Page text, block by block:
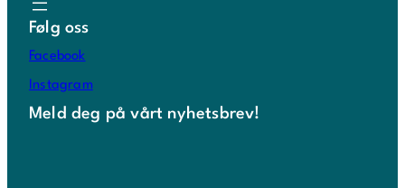
Følg oss
Facebook
Instagram
Meld deg på vårt nyhetsbrev!